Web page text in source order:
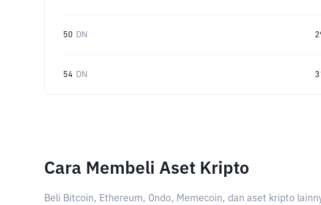
50 DN
54 DN
Cara Membeli Aset Kripto
Beli Bitcoin, Ethereum, Ondo, Memecoin, dan aset kripto